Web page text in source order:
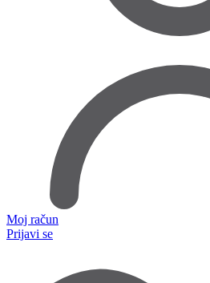
Moj račun
Prijavi se